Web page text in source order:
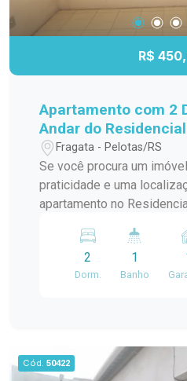
R$
Apartamento com 2
Andar do
Excelente
Fragata - Pelotas/RS
Se você procura um
praticidade e uma
apartamento no
distribuídos e ótima
para quem deseja viver
aproveitamento do
Apartamento localizado no
2
Dorm.
1
Banho
Cód. 50422